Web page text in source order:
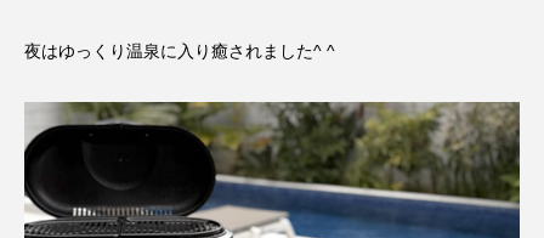
夜はゆっくり温泉に入り癒されました^ ^